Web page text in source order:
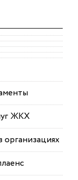
ЖКХ
организациях